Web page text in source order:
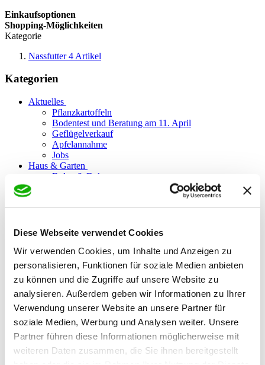
Diese Webseite verwendet Cookies
Wir verwenden Cookies, um Inhalte und Anzeigen zu
personalisieren, Funktionen für soziale Medien anbieten
zu können und die Zugriffe auf unsere Website zu
analysieren. Außerdem geben wir Informationen zu Ihrer
Verwendung unserer Website an unsere Partner für
soziale Medien, Werbung und Analysen weiter. Unsere
Partner führen diese Informationen möglicherweise mit
weiteren Daten zusammen, die Sie ihnen bereitgestellt
Einkaufsoptionen
Shopping-Möglichkeiten
Kategorie
Nassfutter4 Artikel
Kategorien
Aktuelles
Pflanzkartoffeln
Bodentest und Beratung am 11. April
Geflügelverkauf
Apfelannahme
Jobs
Haus & Garten
Erden & Dekor
Schüttgüter
Saatgut
Blumensamen
Dünger
Rasendünger
Blühpflanzen
Nutzpflanzen
Universaldünger
Pflanzenschutz
Schädlingsbekämpfung
Unkrautbekämpfung